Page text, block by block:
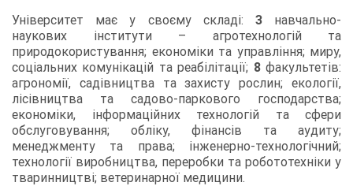
Університет має у своєму складі: 3навчально-
наукових інститути – агротехнологій та
природокористування; економіки та управління; миру,
соціальних комунікацій та реабілітації; 8факультетів:
агрономії, садівництва та захисту рослин; екології,
лісівництва та садово-паркового господарства;
економіки, інформаційних технологій та сфери
обслуговування; обліку, фінансів та аудиту;
менеджменту та права; інженерно-технологічний;
технології виробництва, переробки та робототехніки у
тваринництві; ветеринарної медицини.